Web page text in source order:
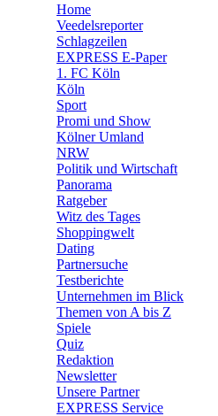
🛒 Shoppingwelt
Home
Veedelsreporter
Schlagzeilen
EXPRESS E-Paper
1. FC Köln
Köln
Sport
Promi und Show
Kölner Umland
NRW
Politik und Wirtschaft
Panorama
Ratgeber
Witz des Tages
Shoppingwelt
Dating
Partnersuche
Testberichte
Unternehmen im Blick
Themen von A bis Z
Spiele
Quiz
Redaktion
Newsletter
Unsere Partner
EXPRESS Service